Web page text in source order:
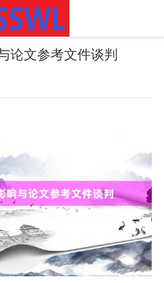
论文参考文件谈判